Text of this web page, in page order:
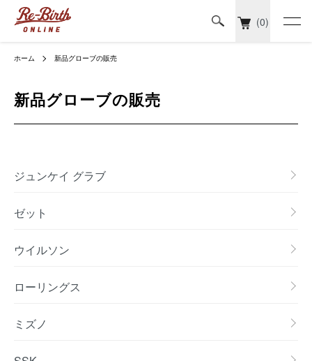
(0)
ホーム 新品グローブの販売
新品グローブの販売
ジュンケイ グラブ
ゼット
ウイルソン
ローリングス
ミズノ